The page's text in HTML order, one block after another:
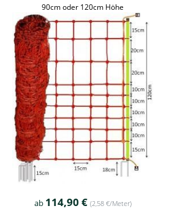
90cm oder 120cm Höhe
ab 114,90 € (2,58 €/Meter)